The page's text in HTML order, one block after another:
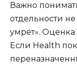
Важно
отдельности не
умрёт».
Если Health